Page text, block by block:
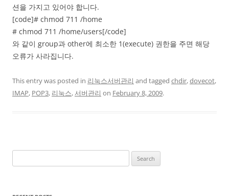
션을 가지고 있어야 합니다.
[code]# chmod 711 /home
# chmod 711 /home/users[/code]
와 같이 group과 other에 최소한 1(execute) 권한을 주면 해당
오류가 사라집니다.
This entry was posted in 리눅스서버관리 and tagged chdir,dovecot,
IMAP, POP3, 리눅스, 서버관리 on February 8, 2009.
for: